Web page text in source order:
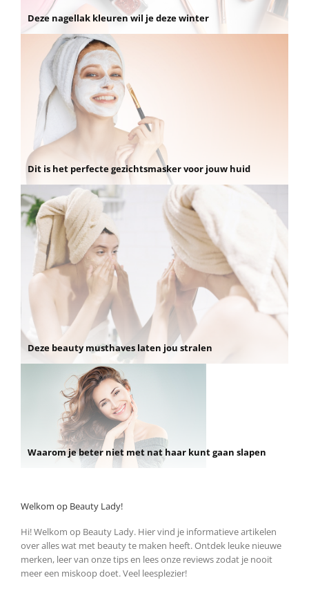
Deze nagellak kleuren wil je deze winter
Dit is het perfecte gezichtsmasker voor jouw huid
Deze beauty musthaves laten jou stralen
Waarom je beter niet met nat haar kunt gaan slapen
Welkom op Beauty Lady!
Hi! Welkom op Beauty Lady. Hier vind je informatieve artikelen
over alles wat met beauty te maken heeft. Ontdek leuke nieuwe
merken, leer van onze tips en lees onze reviews zodat je nooit
meer een miskoop doet. Veel leesplezier!